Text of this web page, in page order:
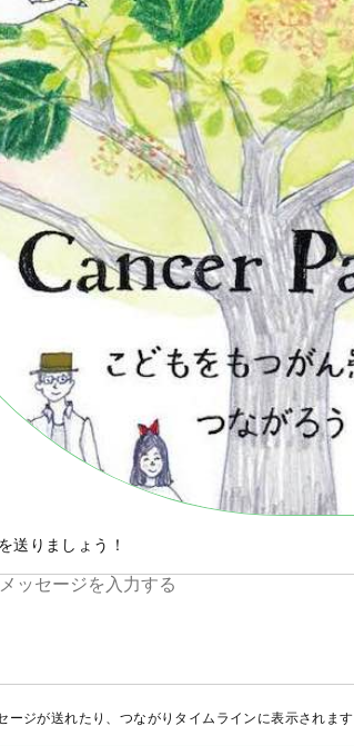
送りましょう！
ージが送れたり、つながりタイムラインに表示されます